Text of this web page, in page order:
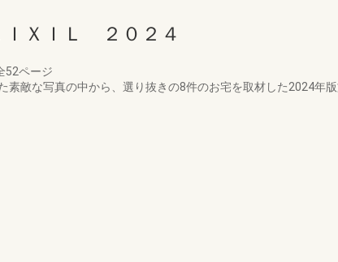
ＩＸＩＬ ２０２４
52ページ
素敵な写真の中から、選り抜きの8件のお宅を取材した2024年版